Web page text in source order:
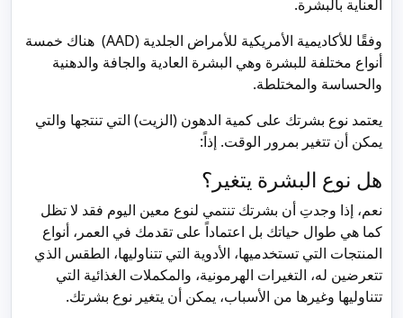
العناية بالبشرة.
وفقًا للأكاديمية الأمريكية للأمراض الجلدية (AAD) هناك خمسة
أنواع مختلفة للبشرة وهي البشرة العادية والجافة والدهنية
والحساسة والمختلطة.
يعتمد نوع بشرتك على كمية الدهون (الزيت) التي تنتجها والتي
يمكن أن تتغير بمرور الوقت. إذاً:
هل نوع البشرة يتغير؟
نعم، إذا وجدتِ أن بشرتك تنتمي لنوع معين اليوم فقد لا تظل
كما هي طوال حياتك بل اعتماداً على تقدمك في العمر، أنواع
المنتجات التي تستخدميها، الأدوية التي تتناوليها، الطقس الذي
تتعرضين له، التغيرات الهرمونية، والمكملات الغذائية التي
تتناوليها وغيرها من الأسباب، يمكن أن يتغير نوع بشرتك.